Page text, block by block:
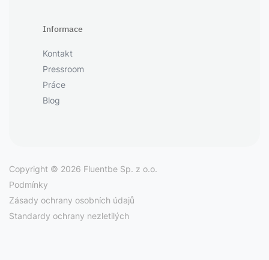
Informace
Kontakt
Pressroom
Práce
Blog
Copyright © 2026 Fluentbe Sp. z o.o.
Podmínky
Zásady ochrany osobních údajů
Standardy ochrany nezletilých